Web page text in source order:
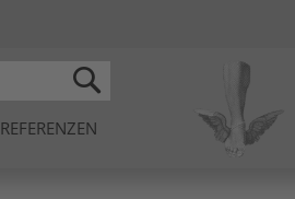
REFERENZEN